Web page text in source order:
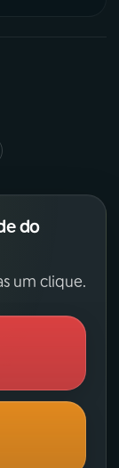
do
um clique.